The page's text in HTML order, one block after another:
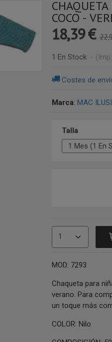
COCO -
18,39 €
1 En Stock -
Costes de
Marca: MAC
Talla
MOD: 7293
Chaqueta para
verano. Para
un toque más
COLOR: Nilo